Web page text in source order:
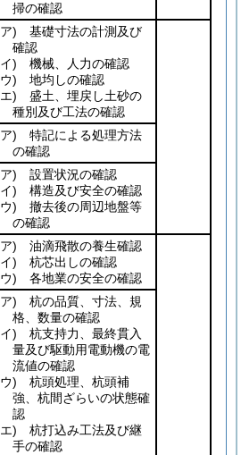
掃の確認
ア) 基礎寸法の計測及び
確認
イ) 機械、人力の確認
ウ) 地均しの確認
エ) 盛土、埋戻し土砂の
種別及び工法の確認
ア) 特記による処理方法
の確認
ア) 設置状況の確認
イ) 構造及び安全の確認
ウ) 撤去後の周辺地盤等
の確認
ア) 油滴飛散の養生確認
イ) 杭芯出しの確認
ウ) 各地業の安全の確認
ア) 杭の品質、寸法、規
格、数量の確認
イ) 杭支持力、最終貫入
量及び駆動用電動機の電
流値の確認
ウ) 杭頭処理、杭頭補
強、杭間ざらいの状態確
認
エ) 杭打込み工法及び継
手の確認